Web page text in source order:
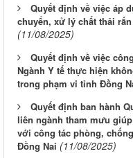
Quyết định về việc áp
chuyển, xử lý chất thải
(11/08/2025)
Quyết định về việc
Ngành Y tế thực hiện
trong phạm vi tỉnh Đồng
Quyết định ban hành
liên ngành tham mưu
với công tác phòng,
Đồng Nai (11/08/2025)